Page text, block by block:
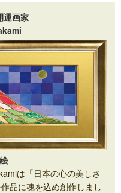
運画家
は「日本の心の美しさ
品に魂を込め創作しまし